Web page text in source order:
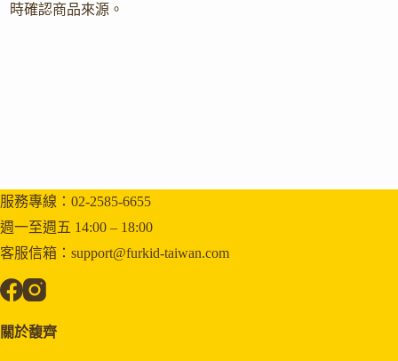
時確認商品來源。
服務專線：02-2585-6655
週一至週五 14:00 – 18:00
客服信箱：support@furkid-taiwan.com
關於馥齊